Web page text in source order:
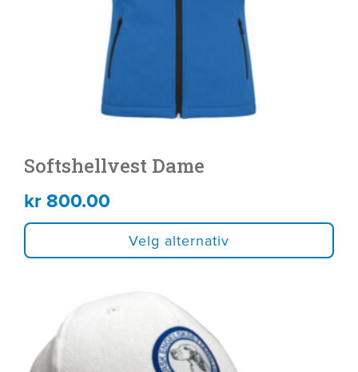
Softshellvest Dame
kr800.00
Velg alternativ
produktsiden